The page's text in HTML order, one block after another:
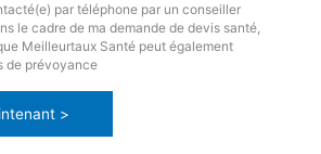
par téléphone par un conseiller
le cadre de ma demande de devis santé,
Meilleurtaux Santé peut également
de prévoyance
>